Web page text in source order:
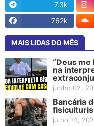
7.3k
762k
MAIS LIDAS DO MÊS
“Deus me
na
junho 02,
Bancária
julho 14,